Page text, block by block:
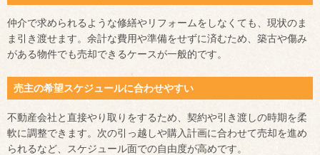
仲介で求められるような修繕やリフォームをしなくても、現状のま
ま引き渡せます。余計な費用や準備をせずに済むため、築古や傷み
がある物件でも売却できるケースが一般的です。
売主の希望スケジュールに合わせやすい
不動産会社と直接やり取りをするため、契約や引き渡しの時期を柔
軟に調整できます。次の引っ越しや購入計画に合わせて売却を進め
られるなど、スケジュール面での自由度が高めです。